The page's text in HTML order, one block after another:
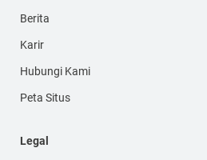
Berita
Karir
Hubungi Kami
Peta Situs
Legal